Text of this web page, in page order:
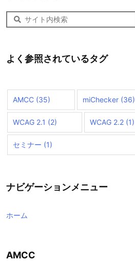
イ
検
よく参照されているタグ
AMCC (35) miChecker(36)
WCAG 2.1 (2) WCAG 2.2(1)
セミナー (1)
ナビゲーションメニュー
ホーム
AMCC